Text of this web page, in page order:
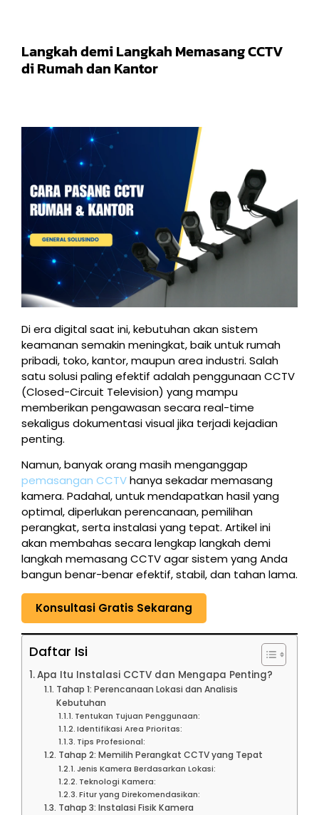
Langkah demi Langkah Memasang CCTV
di Rumah dan Kantor
Di era digital saat ini, kebutuhan akan sistem
keamanan semakin meningkat, baik untuk rumah
pribadi, toko, kantor, maupun area industri. Salah
satu solusi paling efektif adalah penggunaan CCTV
(Closed-Circuit Television) yang mampu
memberikan pengawasan secara real-time
sekaligus dokumentasi visual jika terjadi kejadian
penting.
Namun, banyak orang masih menganggap
pemasangan CCTVhanya sekadar memasang
kamera. Padahal, untuk mendapatkan hasil yang
optimal, diperlukan perencanaan, pemilihan
perangkat, serta instalasi yang tepat. Artikel ini
akan membahas secara lengkap langkah demi
langkah memasang CCTV agar sistem yang Anda
bangun benar-benar efektif, stabil, dan tahan lama.
Konsultasi Gratis Sekarang
Daftar Isi
Apa Itu Instalasi CCTV dan Mengapa Penting?
Tahap 1: Perencanaan Lokasi dan Analisis
Kebutuhan
Tentukan Tujuan Penggunaan:
Identifikasi Area Prioritas:
Tips Profesional:
Tahap 2: Memilih Perangkat CCTV yang Tepat
Jenis Kamera Berdasarkan Lokasi:
Teknologi Kamera:
Fitur yang Direkomendasikan:
Tahap 3: Instalasi Fisik Kamera